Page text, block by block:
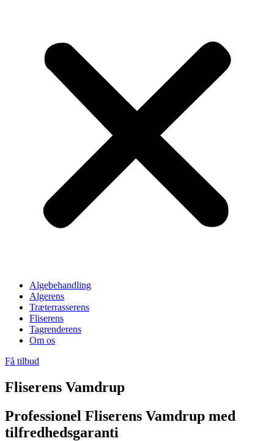
Algebehandling
Algerens
Træterrasserens
Fliserens
Tagrenderens
Om os
Få tilbud
Fliserens Vamdrup
Professionel Fliserens Vamdrup med
tilfredhedsgaranti